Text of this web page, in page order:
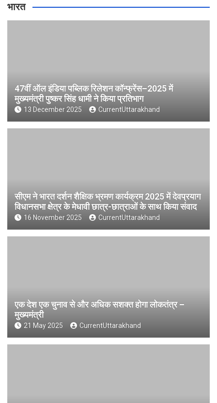
भारत
47वीं ऑल इंडिया पब्लिक रिलेशन कॉन्फ्रेंस–2025 में
मुख्यमंत्री पुष्कर सिंह धामी ने किया प्रतिभाग
13 December 2025 CurrentUttarakhand
सीएम ने भारत दर्शन शैक्षिक भ्रमण कार्यक्रम 2025 में देवप्रयाग
विधानसभा क्षेत्र के मेधावी छात्र-छात्राओं के साथ किया संवाद
16 November 2025 CurrentUttarakhand
एक देश एक चुनाव से और अधिक सशक्त होगा लोकतंत्र –
मुख्यमंत्री
21 May 2025 CurrentUttarakhand